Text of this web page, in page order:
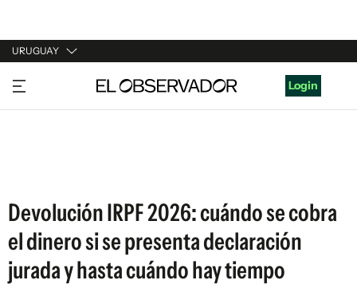
URUGUAY
URUGUAY
ARGENTINA
Login
Devolución IRPF 2026: cuándo se cobra
el dinero si se presenta declaración
jurada y hasta cuándo hay tiempo